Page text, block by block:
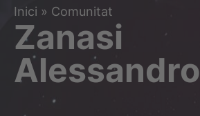
Inici » Comunitat
Zanasi
Alessandro